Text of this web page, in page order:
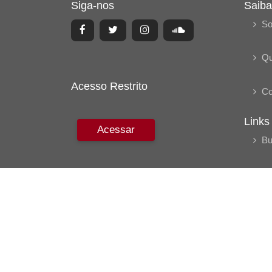
Siga-nos
Acesso Restrito
Acessar